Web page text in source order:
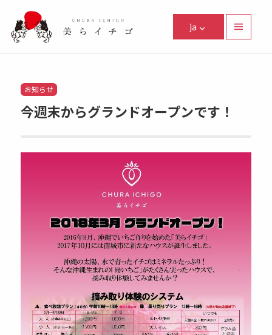
美らイチゴ
ja
Categories
お知らせ
今週末からグランドオープンです！